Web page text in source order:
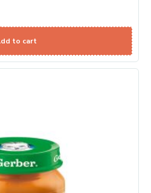
to cart